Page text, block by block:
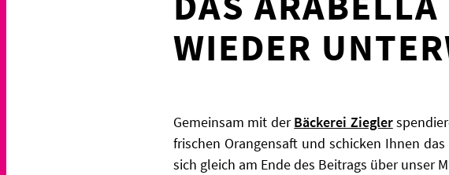
WIEDER
Gemeinsam mit derBäckerei Ziegler
frischen Orangensaft und schicken Ihnen
sich gleich am Ende des Beitrags über unser